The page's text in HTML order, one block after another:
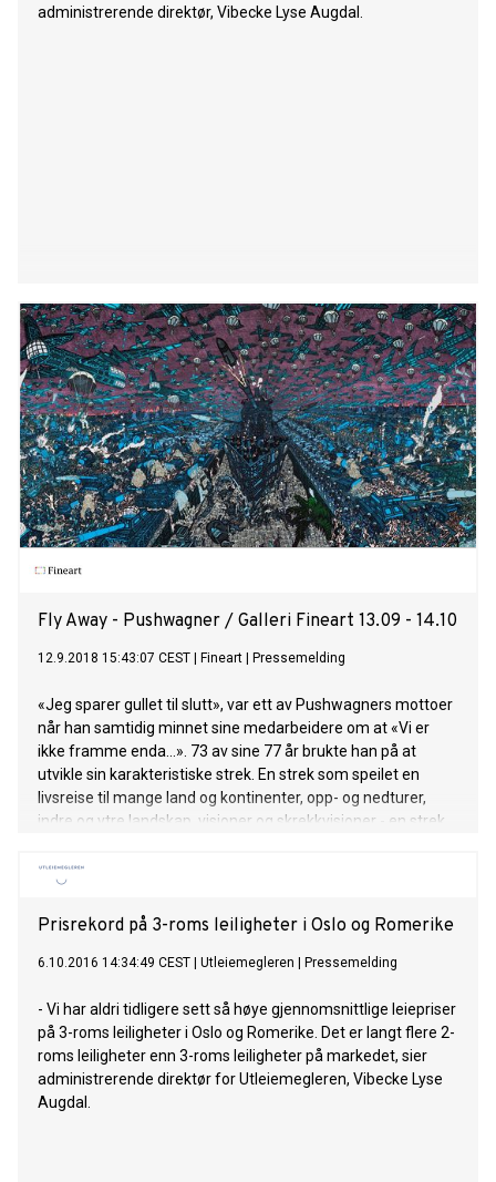
administrerende direktør, Vibecke Lyse Augdal.
Fly Away - Pushwagner / Galleri Fineart 13.09 - 14.10
12.9.2018 15:43:07 CEST Fineart Pressemelding
«Jeg sparer gullet til slutt», var ett av Pushwagners mottoer
når han samtidig minnet sine medarbeidere om at «Vi er
ikke framme enda...». 73 av sine 77 år brukte han på at
utvikle sin karakteristiske strek. En strek som speilet en
livsreise til mange land og kontinenter, opp- og nedturer,
indre og ytre landskap, visjoner og skrekkvisjoner - en strek
henger på utallige vegger, fra Nasjonalmuseet til de mange
hjem i Norge.
Prisrekord på 3-roms leiligheter i Oslo og Romerike
6.10.2016 14:34:49 CEST Utleiemegleren Pressemelding
- Vi har aldri tidligere sett så høye gjennomsnittlige leiepriser
på 3-roms leiligheter i Oslo og Romerike. Det er langt flere 2-
roms leiligheter enn 3-roms leiligheter på markedet, sier
administrerende direktør for Utleiemegleren, Vibecke Lyse
Augdal.